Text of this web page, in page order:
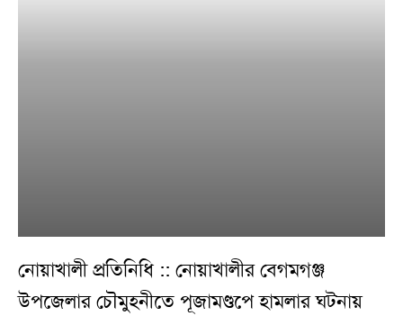
নোয়াখালী প্রতিনিধি :: নোয়াখালীর বেগমগঞ্জ
উপজেলার চৌমুহনীতে পূজামণ্ডপে হামলার ঘটনায়